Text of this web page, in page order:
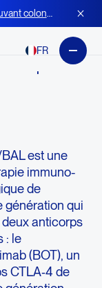
colon
FR
que le
est une
immuno-
de
génération qui
anticorps
: le
(BOT), un
CTLA‑4 de